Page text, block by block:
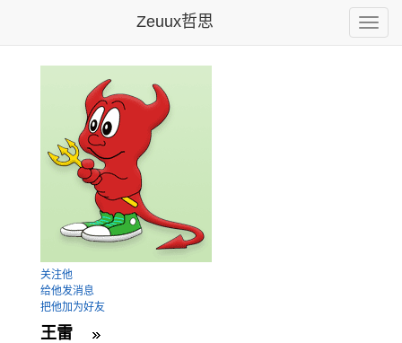
Toggle
Zeuux哲思
关注他
给他发消息
把他加为好友
王雷